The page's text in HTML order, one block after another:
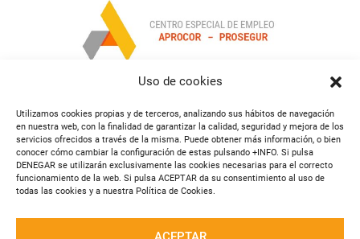
Uso de cookies
Utilizamos cookies propias y de terceros, analizando sus hábitos de navegación
en nuestra web, con la finalidad de garantizar la calidad, seguridad y mejora de los
servicios ofrecidos a través de la misma. Puede obtener más información, o bien
conocer cómo cambiar la configuración de estas pulsando +INFO. Si pulsa
DENEGAR se utilizarán exclusivamente las cookies necesarias para el correcto
funcionamiento de la web. Si pulsa ACEPTAR da su consentimiento al uso de
todas las cookies y a nuestra Política de Cookies.